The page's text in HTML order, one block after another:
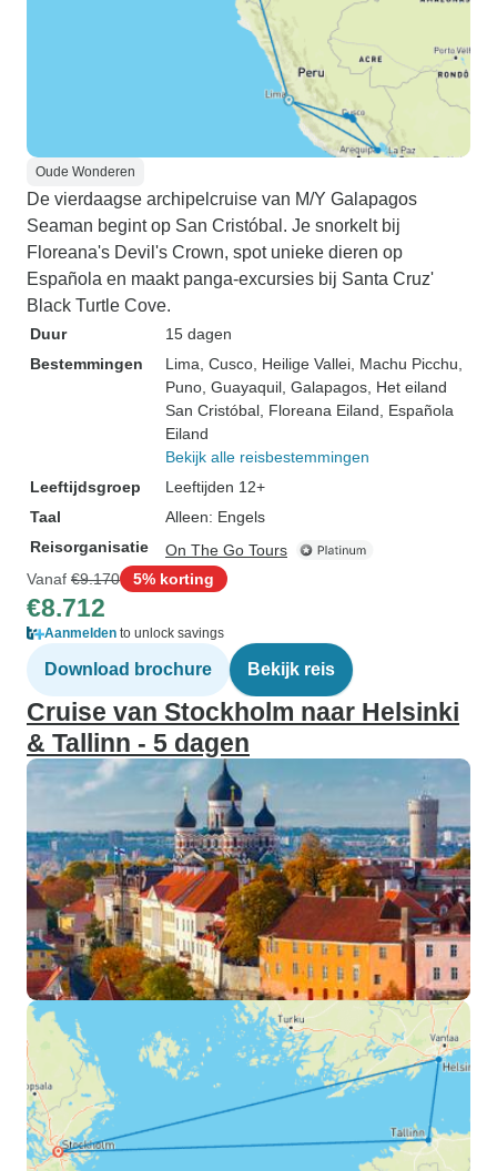
Oude Wonderen
De vierdaagse archipelcruise van M/Y Galapagos
Seaman begint op San Cristóbal. Je snorkelt bij
Floreana's Devil's Crown, spot unieke dieren op
Española en maakt panga-excursies bij Santa Cruz'
Black Turtle Cove.
Duur
15 dagen
Bestemmingen
Lima , Cusco , Heilige Vallei , Machu Picchu
Puno , Guayaquil , Galapagos , Het eiland
San Cristóbal , Floreana Eiland , Española
Eiland
Bekijk alle reisbestemmingen
Leeftijdsgroep
Leeftijden 12+
Taal
Alleen: Engels
Reisorganisatie
On The Go Tours
Vanaf €9.170 5% korting
€8.712
Aanmelden to unlock savings
Download brochure Bekijk reis
Cruise van Stockholm naar Helsinki
& Tallinn - 5 dagen